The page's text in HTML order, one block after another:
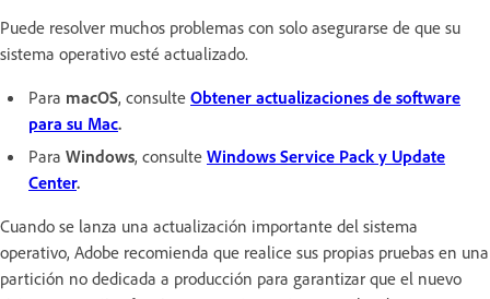
Puede resolver muchos problemas con solo asegurarse de que su
sistema operativo esté actualizado.
Para macOS, consulte Obtener actualizaciones de software
para su Mac.
Para Windows, consulte Windows Service Pack y Update
Center.
Cuando se lanza una actualización importante del sistema
operativo, Adobe recomienda que realice sus propias pruebas en una
partición no dedicada a producción para garantizar que el nuevo